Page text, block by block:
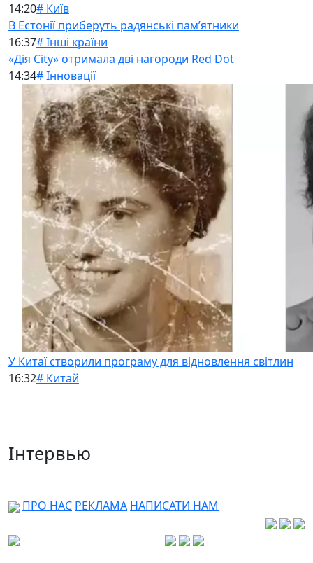
14:20# Київ
В Естонії приберуть радянські памʼятники
16:37# Інші країни
«Дія City» отримала дві нагороди Red Dot
14:34# Інновації
У Китаї створили програму для відновлення світлин
16:32# Китай
Інтервью
ПРО НАС РЕКЛАМА НАПИСАТИ НАМ